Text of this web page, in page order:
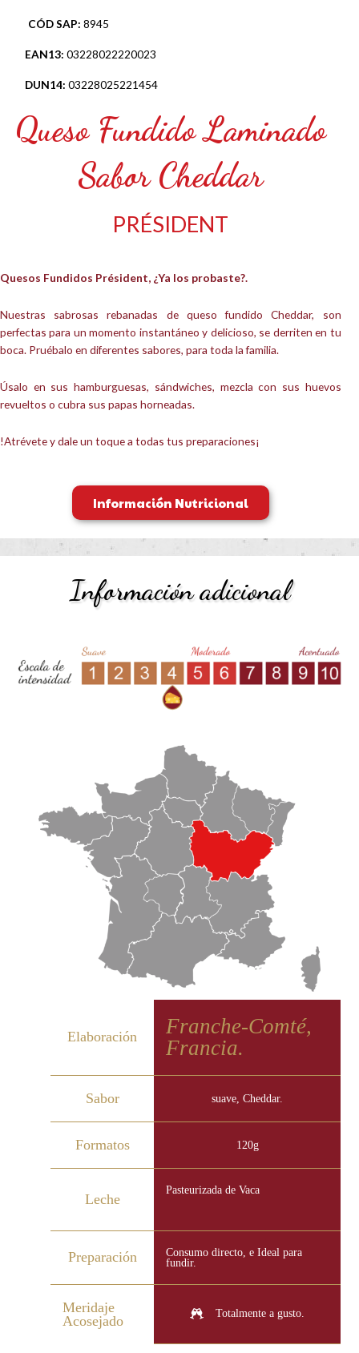
CÓD SAP: 8945
EAN13:03228022220023
DUN14:03228025221454
Queso Fundido Laminado
Sabor Cheddar
PRÉSIDENT
Quesos Fundidos Président, ¿Ya los probaste?.
Nuestras sabrosas rebanadas de queso fundido Cheddar, son
perfectas para un momento instantáneo y delicioso, se derriten en tu
boca. Pruébalo en diferentes sabores, para toda la familia.
Úsalo en sus hamburguesas, sándwiches, mezcla con sus huevos
revueltos o cubra sus papas horneadas.
!Atrévete y dale un toque a todas tus preparaciones¡
Información Nutricional
Información adicional
Elaboración
Franche-Comté,
Francia.
Sabor suave, Cheddar.
Formatos 120g
Leche
Pasteurizada de Vaca
Preparación
Consumo directo, e Ideal para
fundir.
Meridaje
Acosejado
Totalmente a gusto.